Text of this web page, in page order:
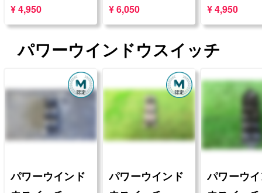
¥ 4,950 ¥ 6,050 ¥ 4,950
パワーウインドウスイッチ
パワーウインド
パワーウインド
パワーウ